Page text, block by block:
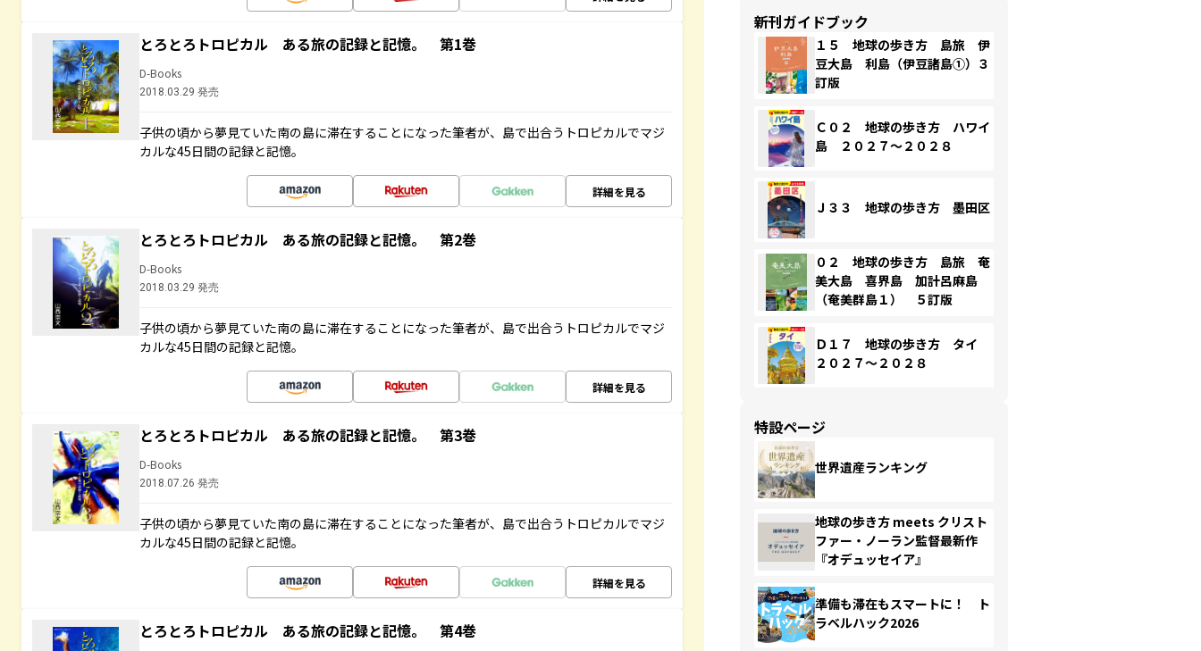
とろとろトロピカル ある旅の記録と記憶。 第1巻
D-Books
2018.03.29 発売
子供の頃から夢見ていた南の島に滞在することになった筆者が、島で出合うトロピカルでマジ
カルな45日間の記録と記憶。
詳細を見る
とろとろトロピカル ある旅の記録と記憶。 第2巻
D-Books
2018.03.29 発売
子供の頃から夢見ていた南の島に滞在することになった筆者が、島で出合うトロピカルでマジ
カルな45日間の記録と記憶。
詳細を見る
とろとろトロピカル ある旅の記録と記憶。 第3巻
D-Books
2018.07.26 発売
子供の頃から夢見ていた南の島に滞在することになった筆者が、島で出合うトロピカルでマジ
カルな45日間の記録と記憶。
詳細を見る
とろとろトロピカル ある旅の記録と記憶。 第4巻
新刊ガイドブック
１５ 地球の歩き方 島旅 伊
豆大島 利島（伊豆諸島①）３
訂版
Ｃ０２ 地球の歩き方 ハワイ
島 ２０２７～２０２８
Ｊ３３ 地球の歩き方 墨田区
０２ 地球の歩き方 島旅 奄
美大島 喜界島 加計呂麻島
（奄美群島１） ５訂版
Ｄ１７ 地球の歩き方 タイ
２０２７～２０２８
特設ページ
世界遺産ランキング
地球の歩き方 meets クリスト
ファー・ノーラン監督最新作
『オデュッセイア』
準備も滞在もスマートに！ ト
ラベルハック2026